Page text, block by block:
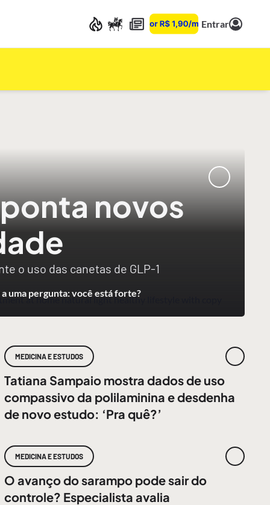
Entrar
novos
o uso das canetas de GLP-1
uma pergunta: você está forte?
MEDICINA E ESTUDOS
Tatiana Sampaio mostra dados de uso
compassivo da polilaminina e desdenha
de novo estudo: ‘Pra quê?’
MEDICINA E ESTUDOS
O avanço do sarampo pode sair do
controle? Especialista avalia